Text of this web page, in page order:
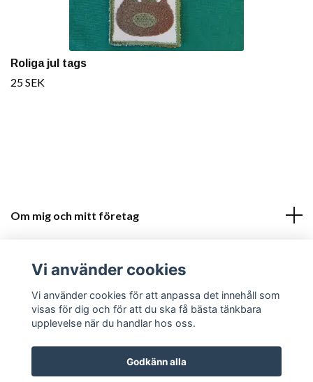
Roliga jul tags
25 SEK
Om mig och mitt företag
Sociala medier
Vi använder cookies
Vi använder cookies för att anpassa det innehåll som
visas för dig och för att du ska få bästa tänkbara
upplevelse när du handlar hos oss.
Godkänn alla